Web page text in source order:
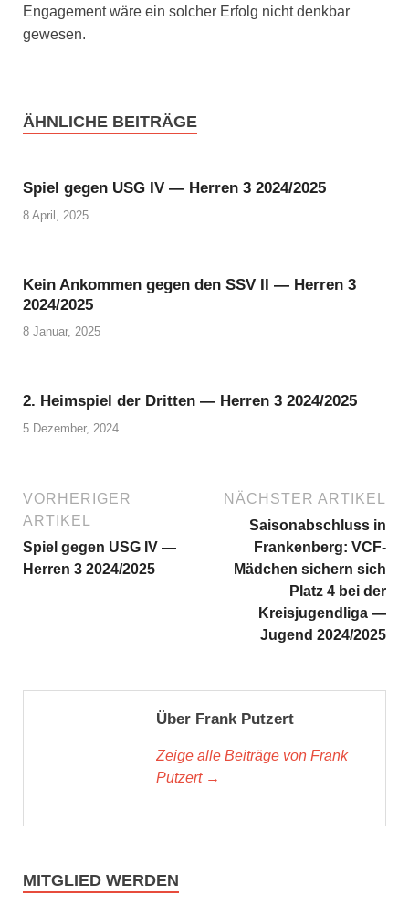
Enga­ge­ment wäre ein sol­cher Erfolg nicht denk­bar
gewe­sen.
ÄHNLICHE BEITRÄGE
Spiel gegen USG IV — Herren 3 2024/2025
8 April, 2025
Kein Ankommen gegen den SSV II — Herren 3
2024/2025
8 Januar, 2025
2. Heimspiel der Dritten — Herren 3 2024/2025
5 Dezember, 2024
VORHERIGER
ARTIKEL
Spiel gegen USG IV —
Herren 3 2024/2025
NÄCHSTER ARTIKEL
Saisonabschluss in
Frankenberg: VCF-
Mädchen sichern sich
Platz 4 bei der
Kreisjugendliga —
Jugend 2024/2025
Über Frank Putzert
Zeige alle Beiträge von Frank
Putzert →
MITGLIED WERDEN